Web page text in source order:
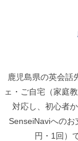
鹿児島県の英会話
ェ・ご自宅（家庭
対応し、初心者
SenseiNaviへの
円・1回）